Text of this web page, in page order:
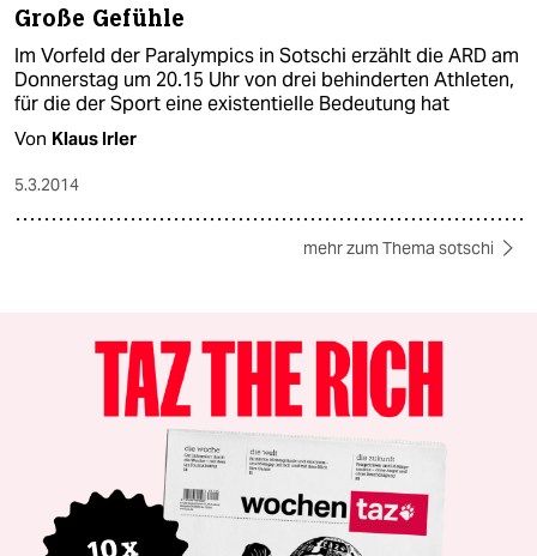
Große Gefühle
Im Vorfeld der Paralympics in Sotschi erzählt die ARD am
Donnerstag um 20.15 Uhr von drei behinderten Athleten,
für die der Sport eine existentielle Bedeutung hat
Von Klaus Irler
5.3.2014
mehr zum Thema sotschi